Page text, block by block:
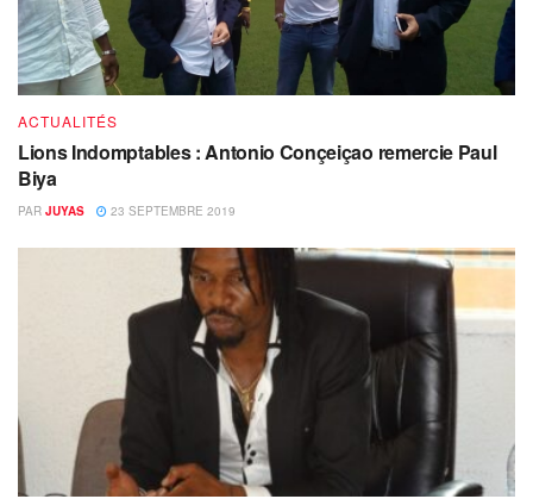
ACTUALITÉS
Lions Indomptables : Antonio Conçeiçao remercie Paul
Biya
PAR JUYAS 23 SEPTEMBRE 2019